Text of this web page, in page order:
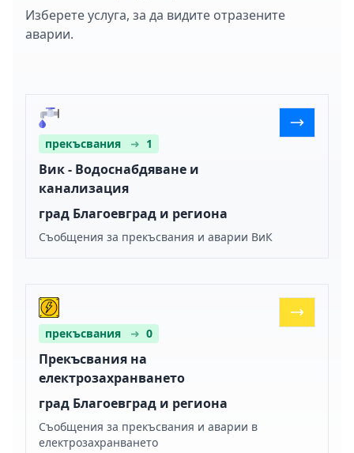
Изберете услуга, за да видите отразените
аварии.
прекъсвания ➜ 1
Вик - Водоснабдяване и
канализация
град Благоевград и региона
Съобщения за прекъсвания и аварии ВиК
прекъсвания ➜ 0
Прекъсвания на
електрозахранването
град Благоевград и региона
Съобщения за прекъсвания и аварии в
електрозахранването